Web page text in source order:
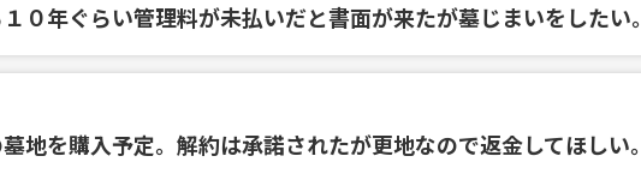
年ぐらい管理料が未払いだと書面が来たが墓じまいをしたい。
地を購入予定。解約は承諾されたが更地なので返金してほしい。